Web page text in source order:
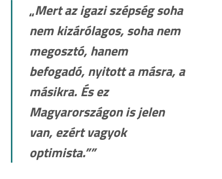
„Mert az igazi szépség soha
nem kizárólagos, soha nem
megosztó, hanem
befogadó, nyitott a másra, a
másikra. És ez
Magyarországon is jelen
van, ezért vagyok
optimista.””